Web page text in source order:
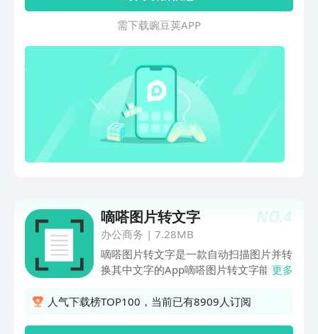
重新识别、导出。——功能特色——【批
量文字识别】*可连续拍照拼图，批量识
别图文或即时拍照识别各种文件、图片、
书籍等，准确迅速~*手机拍纸质文档，
智能裁边调节图像参数，识别结果自动排
版，保留原文排版。*支持二十多种语言
的全文互译：中文、英语、日语、法语、
德语等，还是一款外语学习神器！【文档
编辑导出】*批量识别后的文字可进行自
由编辑、复制、翻译、校对、重新识别，
建议文本内容。*支持一键分享导出，多
种格式任你选.【智能文档管理】*识别历
史文件可有序保存管理和分类，还能进行
快捷搜索或批量操作。*图片文件等上传
经过加密处理，无需担心隐私泄露。【照
片、证件扫描】*智能照片与证件扫描，
1：1清晰还原【图片格式转换】*图片与
Word、PDF、CAD等格式之间相互转
需 下 载 豌 豆 荚 A P P
NO.4
嘀嗒图片转文字
办公商务 | 7.28MB
嘀嗒图片转文字是一款自动扫描图片并转
换其中文字的App嘀嗒图片转文字能够读
域，自动转换为文字。是专业拍照取字
更多
人气下载榜TOP100，当前已有8909人订阅